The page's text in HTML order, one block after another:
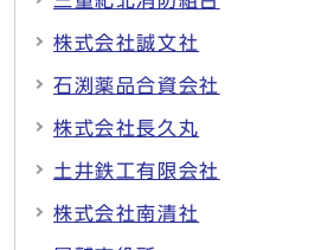
株式会社誠文社
石渕薬品合資会社
株式会社長久丸
土井鉄工有限会社
株式会社南清社